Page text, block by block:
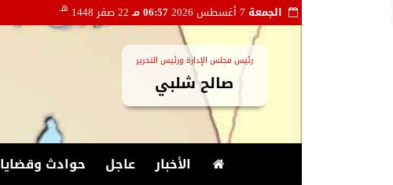
الجمعة 06:57 مـ 22 صفر 1448 هـ
رئيس مجلس الإدارة ورئيس التحرير
صالح شلبي
الأخبار عاجل حوادث وقضايا